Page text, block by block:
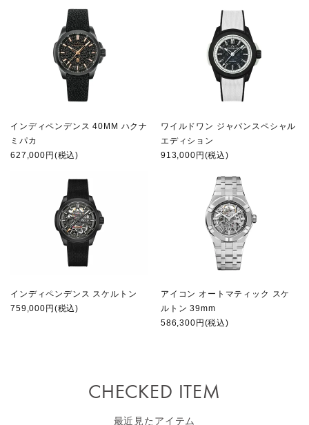
インディペンデンス 40MM ハクナ
ミパカ
627,000円(税込)
ワイルドワン ジャパンスペシャル
エディション
913,000円(税込)
インディペンデンス スケルトン
759,000円(税込)
アイコン オートマティック スケ
ルトン 39mm
586,300円(税込)
CHECKED ITEM
最近見たアイテム